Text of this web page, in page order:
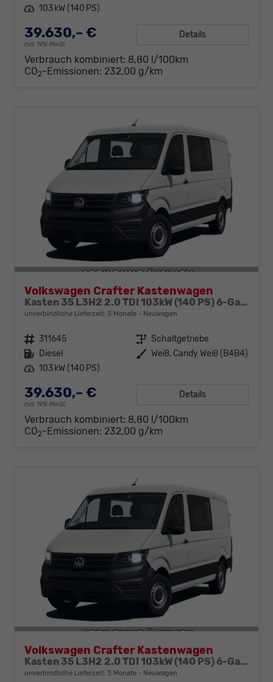
Leistung 103 kW (140 PS)
39.630,– €
incl. 19% MwSt.
Details
Verbrauch kombiniert: 8,80 l/100km
CO2-Emissionen: 232,00 g/km
Volkswagen Crafter Kastenwagen
Kasten 35 L3H2 2.0 TDI 103kW (140 PS) 6-Gang-Schaltgetriebe
unverbindliche Lieferzeit: 3 Monate Neuwagen
Fahrzeugnr. 311645 Getriebe Schaltgetriebe
Kraftstoff Diesel Außenfarbe Weiß, Candy Weiß (B4B4)
Leistung 103 kW (140 PS)
39.630,– €
incl. 19% MwSt.
Details
Verbrauch kombiniert: 8,80 l/100km
CO2-Emissionen: 232,00 g/km
Volkswagen Crafter Kastenwagen
Kasten 35 L3H2 2.0 TDI 103kW (140 PS) 6-Gang-Schaltgetriebe
unverbindliche Lieferzeit: 3 Monate Neuwagen